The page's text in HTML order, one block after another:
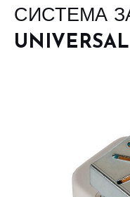
СИСТЕМА